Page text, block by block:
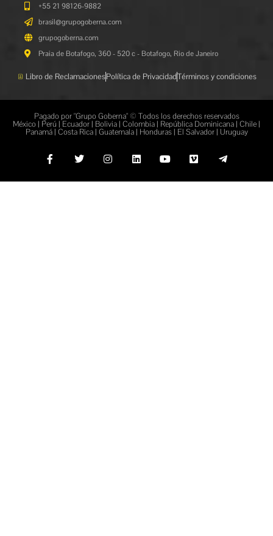
+55 21 98126-9882
brasil@grupogoberna.com
grupogoberna.com
Praia de Botafogo, 360 - 520 c - Botafogo, Rio de Janeiro
Libro de ReclamacionesPolítica de PrivacidadTérminos y condiciones
Pagado por "Grupo Goberna" © Todos los derechos reservados
México | Perú | Ecuador | Bolivia | Colombia | República Dominicana | Chile |
Panamá | Costa Rica | Guatemala | Honduras | El Salvador | Uruguay